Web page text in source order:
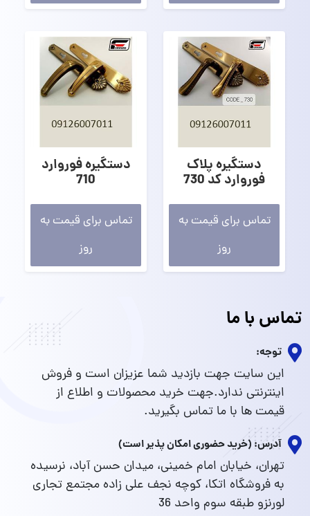
دستگیره پلاک
فوروارد کد 730
تماس برای قیمت به
روز
دستگیره فوروارد
710
تماس برای قیمت به
روز
تماس با ما
توجه:
این سایت جهت بازدید شما عزیزان است و فروش
اینترنتی ندارد.جهت خرید محصولات و اطلاع از
قیمت ها با ما تماس بگیرید.
آدرس: (خرید حضوری امکان پذیر است)
تهران، خیابان امام خمینی، میدان حسن آباد، نرسیده
به فروشگاه اتکا، کوچه نجف علی زاده مجتمع تجاری
لورنزو طبقه سوم واحد 36